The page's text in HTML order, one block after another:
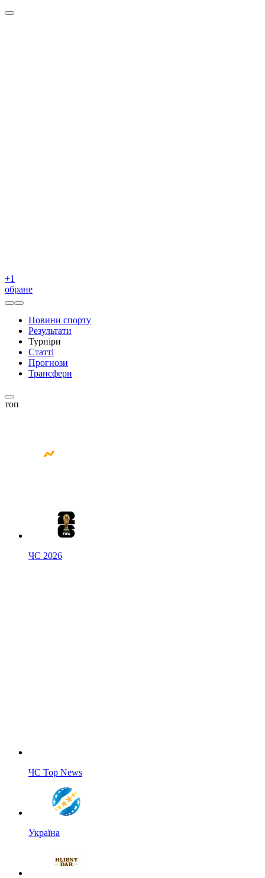
+1
обране
Новини спорту
Результати
Турніри
Статті
Прогнози
Трансфери
топ
ЧС 2026
ЧС Top News
Україна